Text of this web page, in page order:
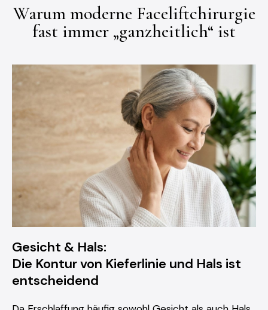
Warum moderne Faceliftchirurgie
fast immer „ganzheitlich“ ist
Gesicht & Hals:
Die Kontur von Kieferlinie und Hals ist
entscheidend